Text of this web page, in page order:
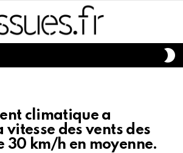
climatique a
vitesse des vents des
30 km/h en moyenne.